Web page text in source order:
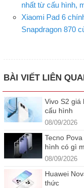
nhất từ cấu hình,
Xiaomi Pad 6
Snapdragon 870
BÀI VIẾT LIÊN
Vivo S2 giá
cấu hình
08/09/2026
Tecno
hình có gì
08/09/2026
Huawei
thức